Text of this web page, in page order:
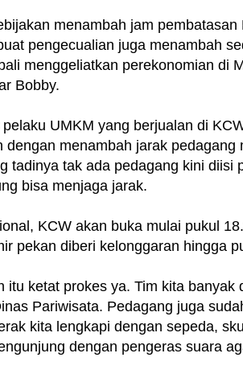
menambah jam
pengecualian juga menambah
menggeliatkan perekonomian di
Bobby.
UMKM yang berjualan di
dengan menambah jarak pedagang
tadinya tak ada pedagang kini diisi
bisa menjaga jarak.
KCW akan buka mulai pukul
pekan diberi kelonggaran hingga
itu ketat prokes ya. Tim kita
Pariwisata. Pedagang juga
kita lengkapi dengan sepeda,
dengan pengeras suara